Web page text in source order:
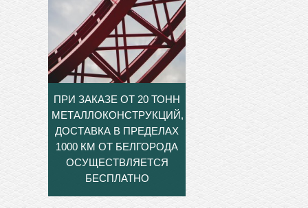
ПРИ ЗАКАЗЕ ОТ 20 ТОНН
МЕТАЛЛОКОНСТРУКЦИЙ,
ДОСТАВКА В ПРЕДЕЛАХ
1000 КМ ОТ БЕЛГОРОДА
ОСУЩЕСТВЛЯЕТСЯ
БЕСПЛАТНО